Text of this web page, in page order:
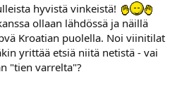
hyvistä vinkeistä!
ollaan lähdössä ja näillä
Kroatian puolella. Noi viinitilat
yrittää etsiä niitä netistä - vai
"tien varrelta"?